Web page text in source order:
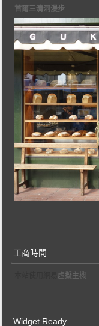
首爾三清洞漫步
工商時間
虛擬主機
Widget Ready